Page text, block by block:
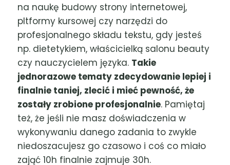
na naukę budowy strony internetowej,
pltformy kursowej czy narzędzi do
profesjonalnego składu tekstu, gdy jesteś
np. dietetykiem, właścicielką salonu beauty
czy nauczycielem języka. Takie
jednorazowe tematy zdecydowanie lepiej i
finalnie taniej, zlecić i mieć pewność, że
zostały zrobione profesjonalnie. Pamiętaj
też, że jeśli nie masz doświadczenia w
wykonywaniu danego zadania to zwykle
niedoszacujesz go czasowo i coś co miało
zająć 10h finalnie zajmuje 30h.